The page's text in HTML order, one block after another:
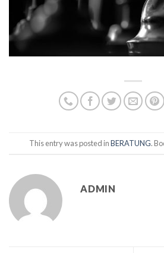
This entry was posted inBERATUNG.
ADMIN